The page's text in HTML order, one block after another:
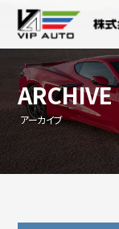
ARCHIVE
アーカイブ